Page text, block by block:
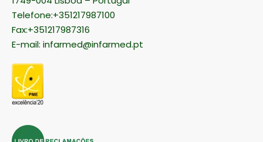
Telefone:+351217987100
Fax:+351217987316
E-mail: infarmed@infarmed.pt